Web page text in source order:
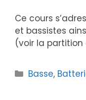
Ce cours
et bassistes
(voir la
Catégories
Basse,